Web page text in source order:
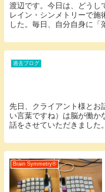
渡辺です。今日は、どうし
レイン・シンメトリーで施
した。毎日、自分自身に「
過去ブログ
先日、クライアント様とお
い言葉ですね）は脳が働か
話をさせていただきました
Brain Symmetry®️